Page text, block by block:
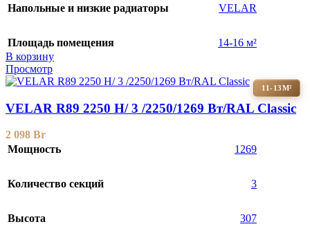
Напольные и низкие радиаторы VELAR
Площадь помещения
14-16 м²
В корзину
Просмотр
11-13М²
VELAR R89 2250 H/ 3 /2250/1269 Вт/RAL Classic
2 098 Br
Мощность
1269
Количество секций 3
Высота 307